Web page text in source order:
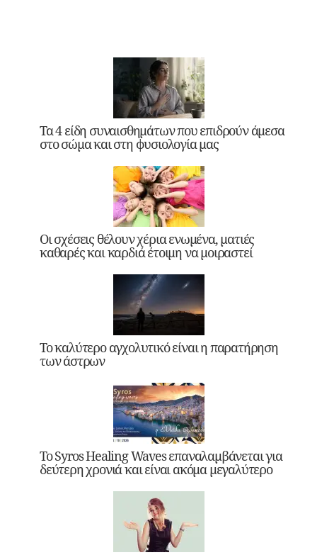
Τα 4 είδη συναισθημάτων που επιδρούν άμεσα
στο σώμα και στη φυσιολογία μας
Οι σχέσεις θέλουν χέρια ενωμένα, ματιές
καθαρές και καρδιά έτοιμη να μοιραστεί
Το καλύτερο αγχολυτικό είναι η παρατήρηση
των άστρων
Το Syros Healing Waves επαναλαμβάνεται για
δεύτερη χρονιά και είναι ακόμα μεγαλύτερο